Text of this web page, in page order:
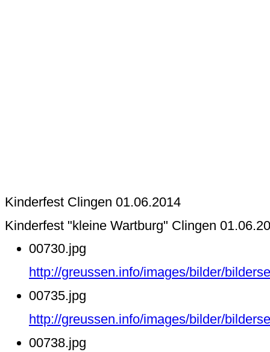
Kinderfest Clingen 01.06.2014
Kinderfest "kleine Wartburg" Clingen
00730.jpg
http://greussen.info/images/bilder/
00735.jpg
http://greussen.info/images/bilder/
00738.jpg